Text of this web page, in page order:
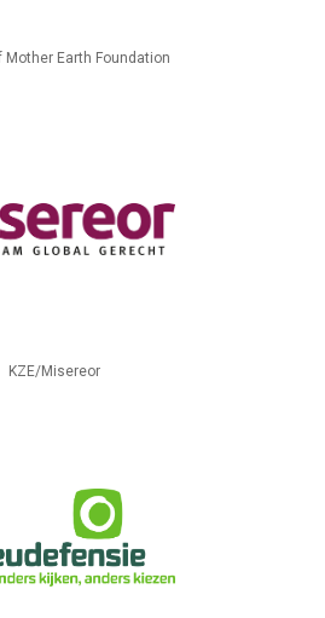
Mother Earth Foundation
KZE/Misereor